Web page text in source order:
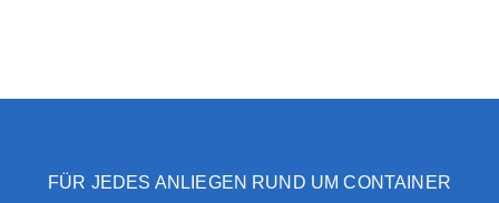
FÜR JEDES ANLIEGEN RUND UM CONTAINER